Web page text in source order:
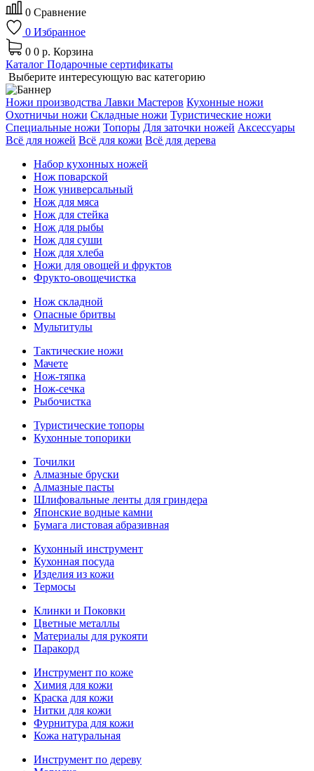
0 Сравнение
0 Избранное
0 0 р. Корзина
Каталог Подарочные сертификаты
Выберите интересующую вас категорию
Ножи производства Лавки Мастеров Кухонные ножи
Охотничьи ножи Складные ножи Туристические ножи
Специальные ножи Топоры Для заточки ножей Аксессуары
Всё для ножей Всё для кожи Всё для дерева
Набор кухонных ножей
Нож поварской
Нож универсальный
Нож для мяса
Нож для стейка
Нож для рыбы
Нож для суши
Нож для хлеба
Ножи для овощей и фруктов
Фрукто-овощечистка
Нож складной
Опасные бритвы
Мультитулы
Тактические ножи
Мачете
Нож-тяпка
Нож-сечка
Рыбочистка
Туристические топоры
Кухонные топорики
Точилки
Алмазные бруски
Алмазные пасты
Шлифовальные ленты для гриндера
Японские водные камни
Бумага листовая абразивная
Кухонный инструмент
Кухонная посуда
Изделия из кожи
Термосы
Клинки и Поковки
Цветные металлы
Материалы для рукояти
Паракорд
Инструмент по коже
Химия для кожи
Краска для кожи
Нитки для кожи
Фурнитура для кожи
Кожа натуральная
Инструмент по дереву